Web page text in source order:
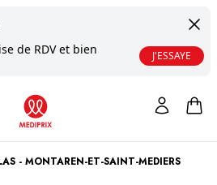
de RDV et bien
J'ESSAYE
- MONTAREN-ET-SAINT-MEDIERS